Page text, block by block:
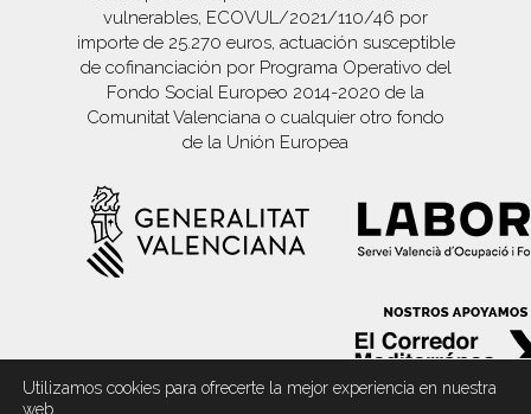
vulnerables, ECOVUL/2021/110/46 por
importe de 25.270 euros, actuación susceptible
de cofinanciación por Programa Operativo del
Fondo Social Europeo 2014-2020 de la
Comunitat Valenciana o cualquier otro fondo
de la Unión Europea
Utilizamos cookies para ofrecerte la mejor experiencia en nuestra
web.